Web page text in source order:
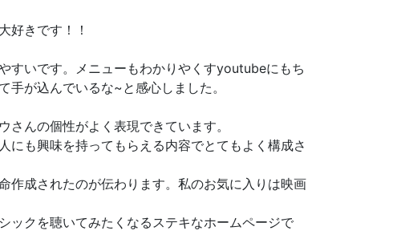
好きです！！
すいです。メニューもわかりやくすyoutubeにもち
手が込んでいるな~と感心しました。
さんの個性がよく表現できています。
にも興味を持ってもらえる内容でとてもよく構成さ
作成されたのが伝わります。私のお気に入りは映画
ックを聴いてみたくなるステキなホームページで